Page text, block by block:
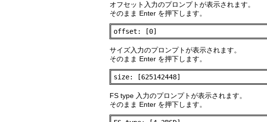
オフセット入力のプロンプトが表示されます。
そのまま Enter を押下します。
offset: [0]
サイズ入力のプロンプトが表示されます。
そのまま Enter を押下します。
size: [625142448]
FS type 入力のプロンプトが表示されます。
そのまま Enter を押下します。